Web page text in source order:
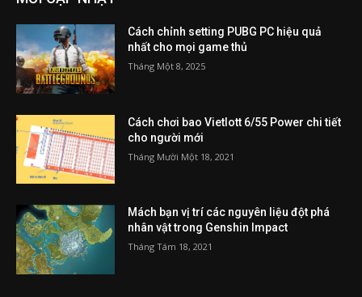
Cách chỉnh setting PUBG PC hiệu quả
nhất cho mọi game thủ
Tháng Một 8, 2025
Cách chơi bao Vietlott 6/55 Power chi tiết
cho người mới
Tháng Mười Một 18, 2021
Mách bạn vị trí các nguyên liệu đột phá
nhân vật trong Genshin Impact
Tháng Tám 18, 2021